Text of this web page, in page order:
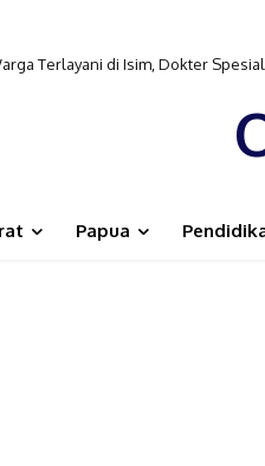
Terlayani di Isim, Dokter
Kesehatan Bergerak Dinkes
Papua